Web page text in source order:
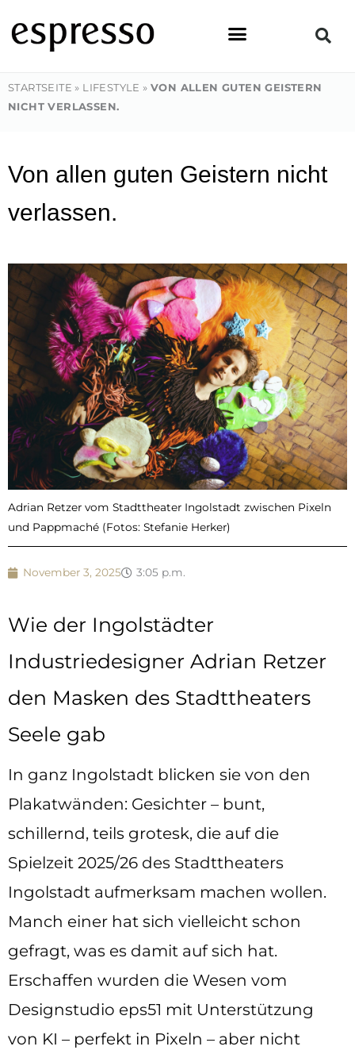
Inhalt
springen
STARTSEITE » LIFESTYLE »VON ALLEN GUTEN GEISTERN
NICHT VERLASSEN.
Von allen guten Geistern nicht
verlassen.
Adrian Retzer vom Stadttheater Ingolstadt zwischen Pixeln
und Pappmaché (Fotos: Stefanie Herker)
November 3, 2025 3:05 p.m.
Wie der Ingolstädter
Industriedesigner Adrian Retzer
den Masken des Stadttheaters
Seele gab
In ganz Ingolstadt blicken sie von den
Plakatwänden: Gesichter – bunt,
schillernd, teils grotesk, die auf die
Spielzeit 2025/26 des Stadttheaters
Ingolstadt aufmerksam machen wollen.
Manch einer hat sich vielleicht schon
gefragt, was es damit auf sich hat.
Erschaffen wurden die Wesen vom
Designstudio eps51 mit Unterstützung
von KI – perfekt in Pixeln – aber nicht